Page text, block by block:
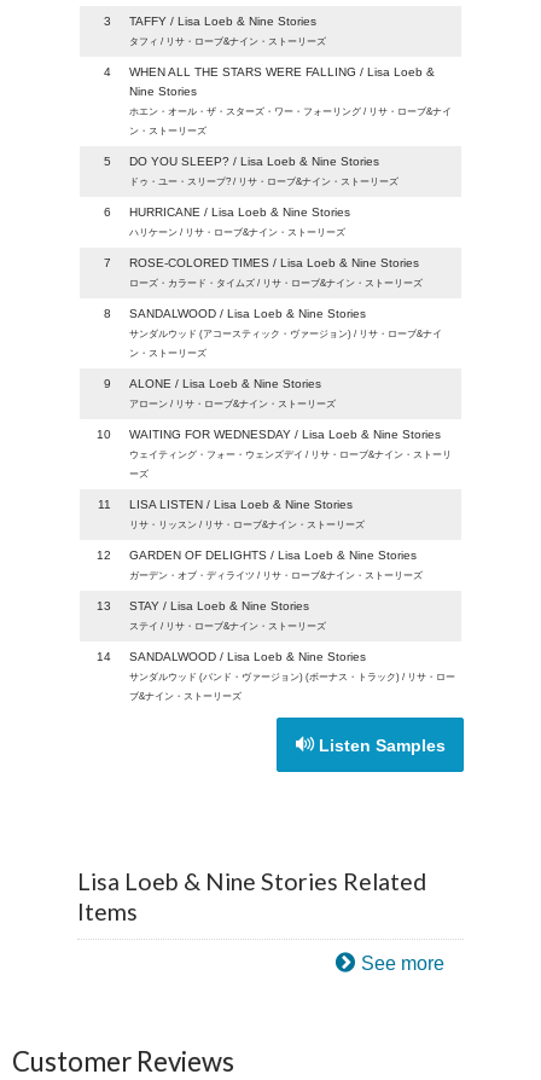
3 TAFFY / Lisa Loeb & Nine Stories
タフィ / リサ・ローブ&ナイン・ストーリーズ
4
WHEN ALL THE STARS WERE FALLING / Lisa Loeb &
Nine Stories
ホエン・オール・ザ・スターズ・ワー・フォーリング / リサ・ローブ&ナイ
ン・ストーリーズ
5 DO YOU SLEEP? / Lisa Loeb & Nine Stories
ドゥ・ユー・スリープ? / リサ・ローブ&ナイン・ストーリーズ
6 HURRICANE / Lisa Loeb & Nine Stories
ハリケーン / リサ・ローブ&ナイン・ストーリーズ
7 ROSE-COLORED TIMES / Lisa Loeb & Nine Stories
ローズ・カラード・タイムズ / リサ・ローブ&ナイン・ストーリーズ
8 SANDALWOOD / Lisa Loeb & Nine Stories
サンダルウッド (アコースティック・ヴァージョン) / リサ・ローブ&ナイ
ン・ストーリーズ
9 ALONE / Lisa Loeb & Nine Stories
アローン / リサ・ローブ&ナイン・ストーリーズ
10 WAITING FOR WEDNESDAY / Lisa Loeb & Nine Stories
ウェイティング・フォー・ウェンズデイ / リサ・ローブ&ナイン・ストーリ
ーズ
11 LISA LISTEN / Lisa Loeb & Nine Stories
リサ・リッスン / リサ・ローブ&ナイン・ストーリーズ
12 GARDEN OF DELIGHTS / Lisa Loeb & Nine Stories
ガーデン・オブ・ディライツ / リサ・ローブ&ナイン・ストーリーズ
13 STAY / Lisa Loeb & Nine Stories
ステイ / リサ・ローブ&ナイン・ストーリーズ
14 SANDALWOOD / Lisa Loeb & Nine Stories
サンダルウッド (バンド・ヴァージョン) (ボーナス・トラック) / リサ・ロー
ブ&ナイン・ストーリーズ
Listen Samples
Lisa Loeb & Nine Stories Related
Items
See more
Customer Reviews